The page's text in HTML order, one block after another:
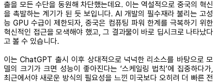
출을 모든 수단을 동원해 차단했는데요. 이는 역설적으로 중국의 혁신
을 촉발하는 계기가 된 듯 보입니다. AI 개발의 필수재라 불리는 고성
능 GPU 수급이 제한되자, 중국은 컴퓨팅 파워 한계를 극복하기 위한
혁신적인 접근을 모색해야 했고, 그 결과물이 바로 딥시크로 나타났다
고 볼 수 있습니다.
이는 ChatGPT 출시 이후 상대적으로 넉넉한 리소스를 바탕으로 모
델의 크기가 크면 성능이 좋아진다는 ‘스케일링 법칙’에 집중하다가,
최근에서야 새로운 방식의 필요성을 느낀 미국보다 오히려 더 빠른 전